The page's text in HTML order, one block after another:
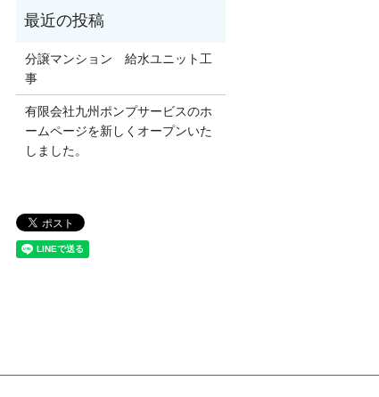
分譲マンション 給水ユニット工
事
有限会社九州ポンプサービスのホ
ームページを新しくオープンいた
しました。